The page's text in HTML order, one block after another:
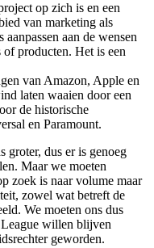
op zich is en een
van marketing als
aan de wensen
producten. Het is een
van Amazon, Apple en
laten waaien door een
de historische
en Paramount.
groter, dus er is genoeg
Maar we moeten
zoek is naar volume maar
zowel wat betreft de
We moeten ons dus
willen blijven
geworden.